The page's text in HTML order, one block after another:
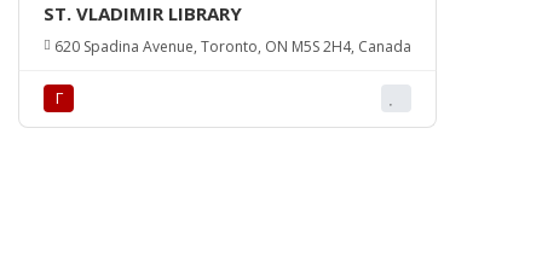
ST. VLADIMIR LIBRARY
620 Spadina Avenue, Toronto, ON M5S 2H4, Canada
Г